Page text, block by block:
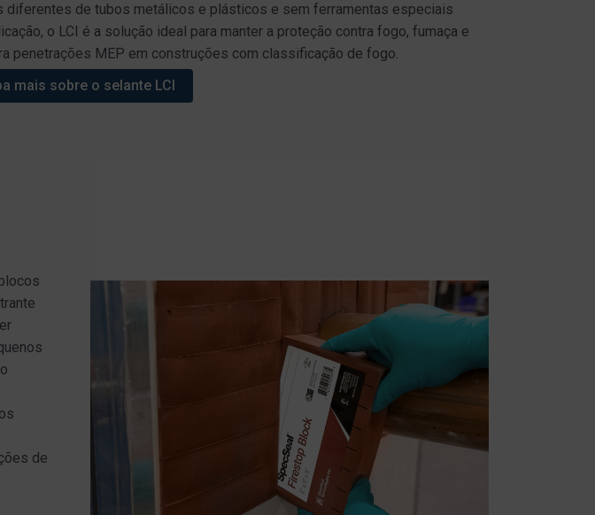
diferentes de tubos metálicos e plásticos e sem ferramentas especiais
o LCI é a solução ideal para manter a proteção contra fogo, fumaça e
penetrações MEP em construções com classificação de fogo.
mais sobre o selante LCI
de